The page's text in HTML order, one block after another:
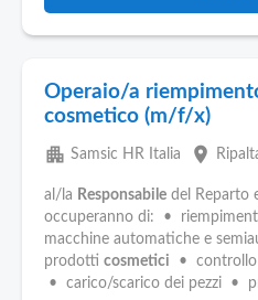
Operaio/a
cosmetico (m/f/x)
apartment Samsic HR Italia place
al/la Responsabile del Reparto
occuperanno di: •
macchine automatiche e
prodotti cosmetici • controllo
• carico/scarico dei pezzi •